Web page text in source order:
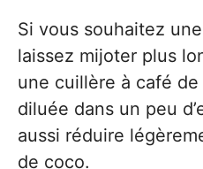
Si vous souhaitez
laissez mijoter plus
une cuillère à café
diluée dans un peu
aussi réduire
de coco.